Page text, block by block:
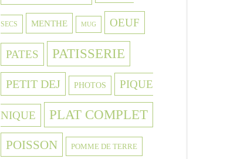
SECS MENTHE MUG OEUF
PATES PATISSERIE
PETIT DEJ PHOTOS PIQUE
NIQUE PLAT COMPLET
POISSON POMME DE TERRE